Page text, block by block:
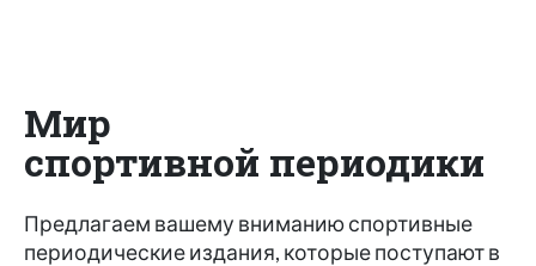
Мир
спортивной периодики
Предлагаем вашему вниманию спортивные
периодические издания, которые поступают в